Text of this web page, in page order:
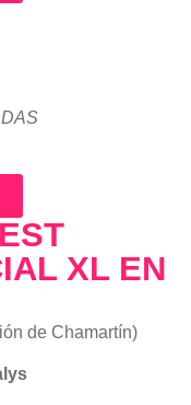
XL EN
de Chamartín)